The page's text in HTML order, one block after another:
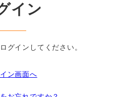
イン
グインしてください。
ン画面へ